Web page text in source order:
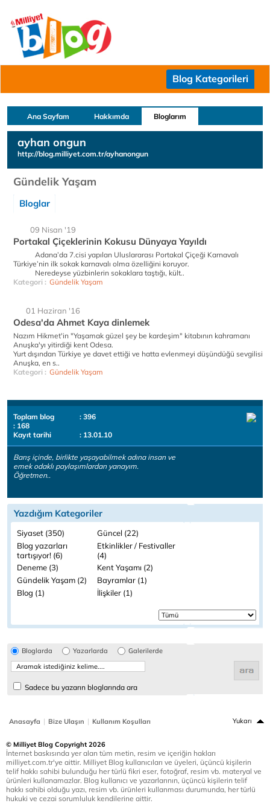
Blog Kategorileri
Ana Sayfam Hakkımda Bloglarım
ayhan ongun
http://blog.milliyet.com.tr/ayhanongun
Gündelik Yaşam
Bloglar
09 Nisan '19
Portakal Çiçeklerinin Kokusu Dünyaya Yayıldı
Adana’da 7.cisi yapılan Uluslararası Portakal Çiçeği Karnavalı
Türkiye’nin ilk sokak karnavalı olma özelliğini koruyor.
Neredeyse yüzbinlerin sokaklara taştığı, kült..
Kategori : Gündelik Yaşam
01 Haziran '16
Odesa'da Ahmet Kaya dinlemek
Nazım Hikmet'in "Yaşamak güzel şey be kardeşim" kitabının kahramanı
Anuşka'yı yitirdiği kent Odesa.
Yurt dışından Türkiye ye davet ettiği ve hatta evlenmeyi düşündüğü sevgilisi
Anuşka, en s..
Kategori : Gündelik Yaşam
Toplam blog
: 396
: 168
Kayıt tarihi
: 13.01.10
Barış içinde, birlikte yaşayabilmek adına insan ve
emek odaklı paylaşımlardan yanayım.
Öğretmen..
Yazdığım Kategoriler
Siyaset (350)
Güncel (22)
Blog yazarları
tartışıyor! (6)
Etkinlikler / Festivaller
(4)
Deneme (3)
Kent Yaşamı (2)
Gündelik Yaşam (2)
Bayramlar (1)
Blog (1)
İlişkiler (1)
Bloglarda Yazarlarda Galerilerde
Sadece bu yazarın bloglarında ara
Anasayfa | Bize Ulaşın | Kullanım Koşulları Yukarı
© Milliyet Blog Copyright 2026
İnternet baskısında yer alan tüm metin, resim ve içeriğin hakları
milliyet.com.tr'ye aittir. Milliyet Blog kullanıcıları ve üyeleri, üçüncü kişilerin
telif hakkı sahibi bulunduğu her türlü fikri eser, fotoğraf, resim vb. materyal ve
ürünleri kullanamazlar. Blog kullanıcı ve yazarlarının, üçüncü kişilerin telif
hakkı sahibi olduğu yazı, resim vb. ürünleri kullanması durumunda, her türlü
hukuki ve cezai sorumluluk kendilerine aittir.